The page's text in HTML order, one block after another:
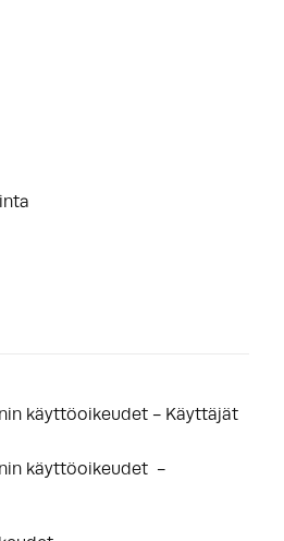
käyttöoikeudet - Käyttäjät
käyttöoikeudet -